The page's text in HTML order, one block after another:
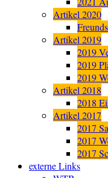
Artikel 2020
Artikel 2019
2019
2019
2019
Artikel 2018
2018
Artikel 2017
2017
2017
2017
externe Links